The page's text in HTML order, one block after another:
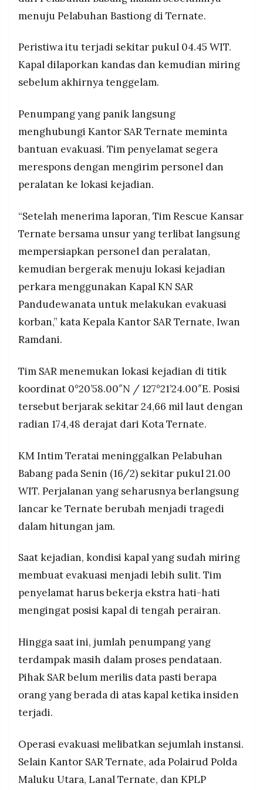
PRAMUDITA
©
Resolusi.co
2026
PT.
RESOLUSI
PRAMUDITA
Jumlah penumpang yang terdampak masih
dalam pendataan, kapal berangkat dari
Pelabuhan Bastiong Ternate
menuju Pelabuhan Bastiong di Ternate.
Peristiwa itu terjadi sekitar pukul 04.45 WIT.
Kapal dilaporkan kandas dan kemudian miring
sebelum akhirnya tenggelam.
Penumpang yang panik langsung
menghubungi Kantor SAR Ternate meminta
bantuan evakuasi. Tim penyelamat segera
merespons dengan mengirim personel dan
peralatan ke lokasi kejadian.
“Setelah menerima laporan, Tim Rescue Kansar
Ternate bersama unsur yang terlibat langsung
mempersiapkan personel dan peralatan,
kemudian bergerak menuju lokasi kejadian
perkara menggunakan Kapal KN SAR
Pandudewanata untuk melakukan evakuasi
korban,” kata Kepala Kantor SAR Ternate, Iwan
Ramdani.
Tim SAR menemukan lokasi kejadian di titik
koordinat 0°20’58.00″N / 127°21’24.00″E. Posisi
tersebut berjarak sekitar 24,66 mil laut dengan
radian 174,48 derajat dari Kota Ternate.
KM Intim Teratai meninggalkan Pelabuhan
Babang pada Senin (16/2) sekitar pukul 21.00
WIT. Perjalanan yang seharusnya berlangsung
lancar ke Ternate berubah menjadi tragedi
dalam hitungan jam.
Saat kejadian, kondisi kapal yang sudah miring
membuat evakuasi menjadi lebih sulit. Tim
penyelamat harus bekerja ekstra hati-hati
mengingat posisi kapal di tengah perairan.
Hingga saat ini, jumlah penumpang yang
terdampak masih dalam proses pendataan.
Pihak SAR belum merilis data pasti berapa
orang yang berada di atas kapal ketika insiden
terjadi.
Operasi evakuasi melibatkan sejumlah instansi.
Selain Kantor SAR Ternate, ada Polairud Polda
Maluku Utara, Lanal Ternate, dan KPLP